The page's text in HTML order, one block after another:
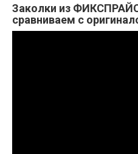
Заколки из
сравниваем с